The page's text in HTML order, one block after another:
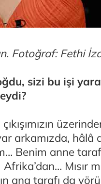
Fotoğraf: Fethi
sizi bu işi
çıkışımızın
arkamızda, hâlâ
Benim anne
Mısır
ana tarafı da